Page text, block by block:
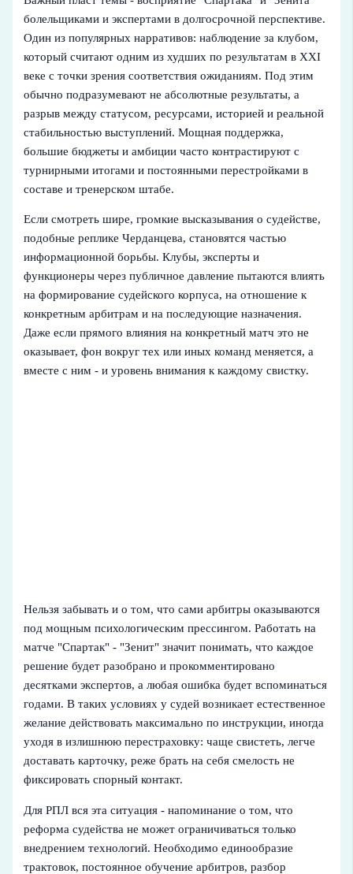
болельщиками и экспертами в долгосрочной перспективе.
Один из популярных нарративов: наблюдение за клубом,
который считают одним из худших по результатам в XXI
веке с точки зрения соответствия ожиданиям. Под этим
обычно подразумевают не абсолютные результаты, а
разрыв между статусом, ресурсами, историей и реальной
стабильностью выступлений. Мощная поддержка,
большие бюджеты и амбиции часто контрастируют с
турнирными итогами и постоянными перестройками в
составе и тренерском штабе.
Если смотреть шире, громкие высказывания о судействе,
подобные реплике Черданцева, становятся частью
информационной борьбы. Клубы, эксперты и
функционеры через публичное давление пытаются влиять
на формирование судейского корпуса, на отношение к
конкретным арбитрам и на последующие назначения.
Даже если прямого влияния на конкретный матч это не
оказывает, фон вокруг тех или иных команд меняется, а
вместе с ним - и уровень внимания к каждому свистку.
Нельзя забывать и о том, что сами арбитры оказываются
под мощным психологическим прессингом. Работать на
матче "Спартак" - "Зенит" значит понимать, что каждое
решение будет разобрано и прокомментировано
десятками экспертов, а любая ошибка будет вспоминаться
годами. В таких условиях у судей возникает естественное
желание действовать максимально по инструкции, иногда
уходя в излишнюю перестраховку: чаще свистеть, легче
доставать карточку, реже брать на себя смелость не
фиксировать спорный контакт.
Для РПЛ вся эта ситуация - напоминание о том, что
реформа судейства не может ограничиваться только
внедрением технологий. Необходимо единообразие
трактовок, постоянное обучение арбитров, разбор